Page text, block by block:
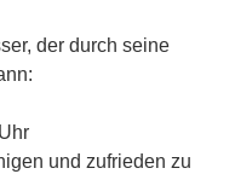
der durch seine
und zufrieden zu